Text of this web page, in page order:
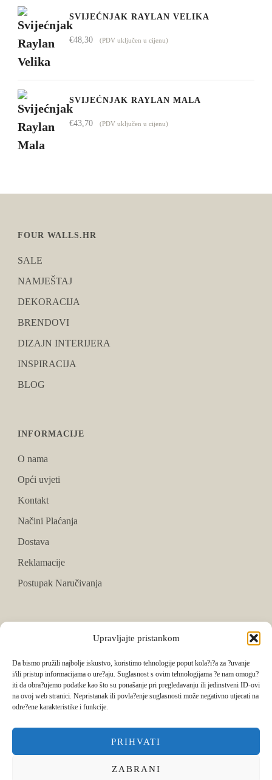
Upravljajte pristankom
Da bismo pružili najbolje iskustvo, koristimo tehnologije poput kola?i?a za ?uvanje
i/ili pristup informacijama o ure?aju. Suglasnost s ovim tehnologijama ?e nam omogu?
iti da obra?ujemo podatke kao što su ponašanje pri pregledavanju ili jedinstveni ID-ovi
na ovoj web stranici. Nepristanak ili povla?enje suglasnosti može negativno utjecati na
odre?ene karakteristike i funkcije.
PRIHVATI
ZABRANI
SVIJEĆNJAK RAYLAN VELIKA
€48,30 (PDV uključen u cijenu)
SVIJEĆNJAK RAYLAN MALA
€43,70 (PDV uključen u cijenu)
FOUR WALLS.HR
SALE
NAMJEŠTAJ
DEKORACIJA
BRENDOVI
DIZAJN INTERIJERA
INSPIRACIJA
BLOG
INFORMACIJE
O nama
Opći uvjeti
Kontakt
Načini Plaćanja
Dostava
Reklamacije
Postupak Naručivanja
Instagram
Tik Tok